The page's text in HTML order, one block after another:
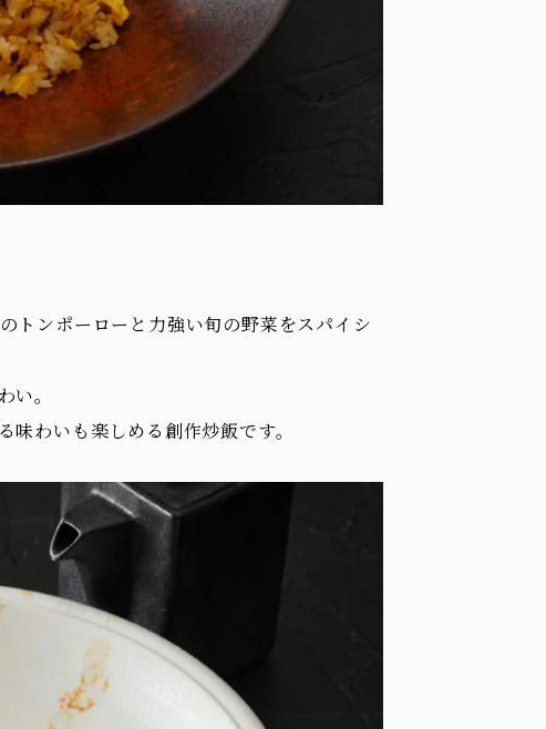
トンポーローと力強い旬の野菜をスパイシ
。
わいも楽しめる創作炒飯です。